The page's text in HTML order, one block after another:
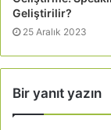
Geliştirilir?
25 Aralık 2023
Bir yanıt yazın